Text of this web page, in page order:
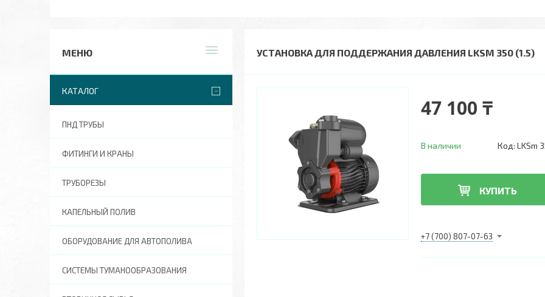
УСТАНОВКА ДЛЯ ПОДДЕРЖАНИЯ ДАВЛЕНИЯ LKSM 350 (1.5)
47 100 ₸
В наличии Код: LKSm
КУПИТЬ
+7 (700) 807-07-63
КАТАЛОГ
ПНД ТРУБЫ
ФИТИНГИ И КРАНЫ
ТРУБОРЕЗЫ
КАПЕЛЬНЫЙ ПОЛИВ
ОБОРУДОВАНИЕ ДЛЯ АВТОПОЛИВА
СИСТЕМЫ ТУМАНООБРАЗОВАНИЯ